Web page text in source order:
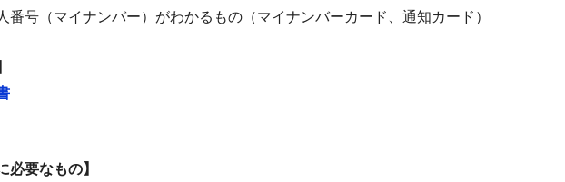
番号（マイナンバー）がわかるもの（マイナンバーカード、通知カード）
必要なもの】